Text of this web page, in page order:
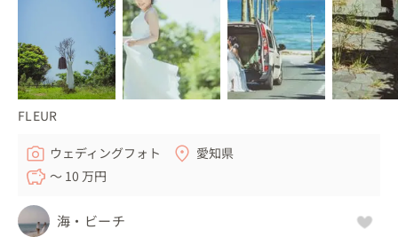
FLEUR
ウェディングフォト
愛知県
〜 10 万円
海・ビーチ